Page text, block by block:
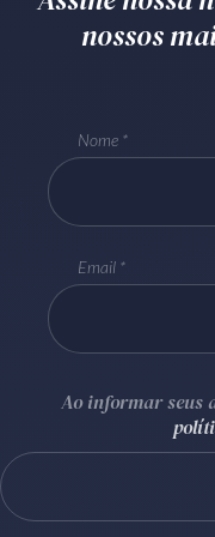
Batel
nossos
Nome
Email
Ao informar seus